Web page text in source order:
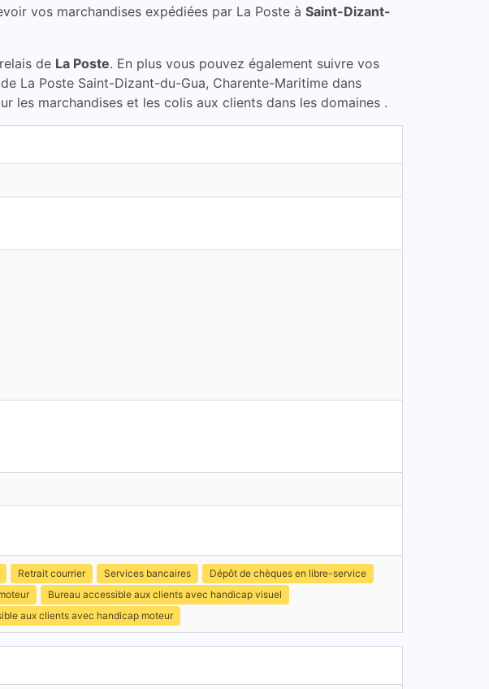
vos marchandises expédiées par La Poste à Saint-Dizant-
de La Poste. En plus vous pouvez également suivre vos
La Poste Saint-Dizant-du-Gua, Charente-Maritime dans
les marchandises et les colis aux clients dans les domaines .
Retrait courrier Services bancaires
Dépôt de chèques en libre-service
Bureau accessible aux clients avec handicap visuel
aux clients avec handicap moteur